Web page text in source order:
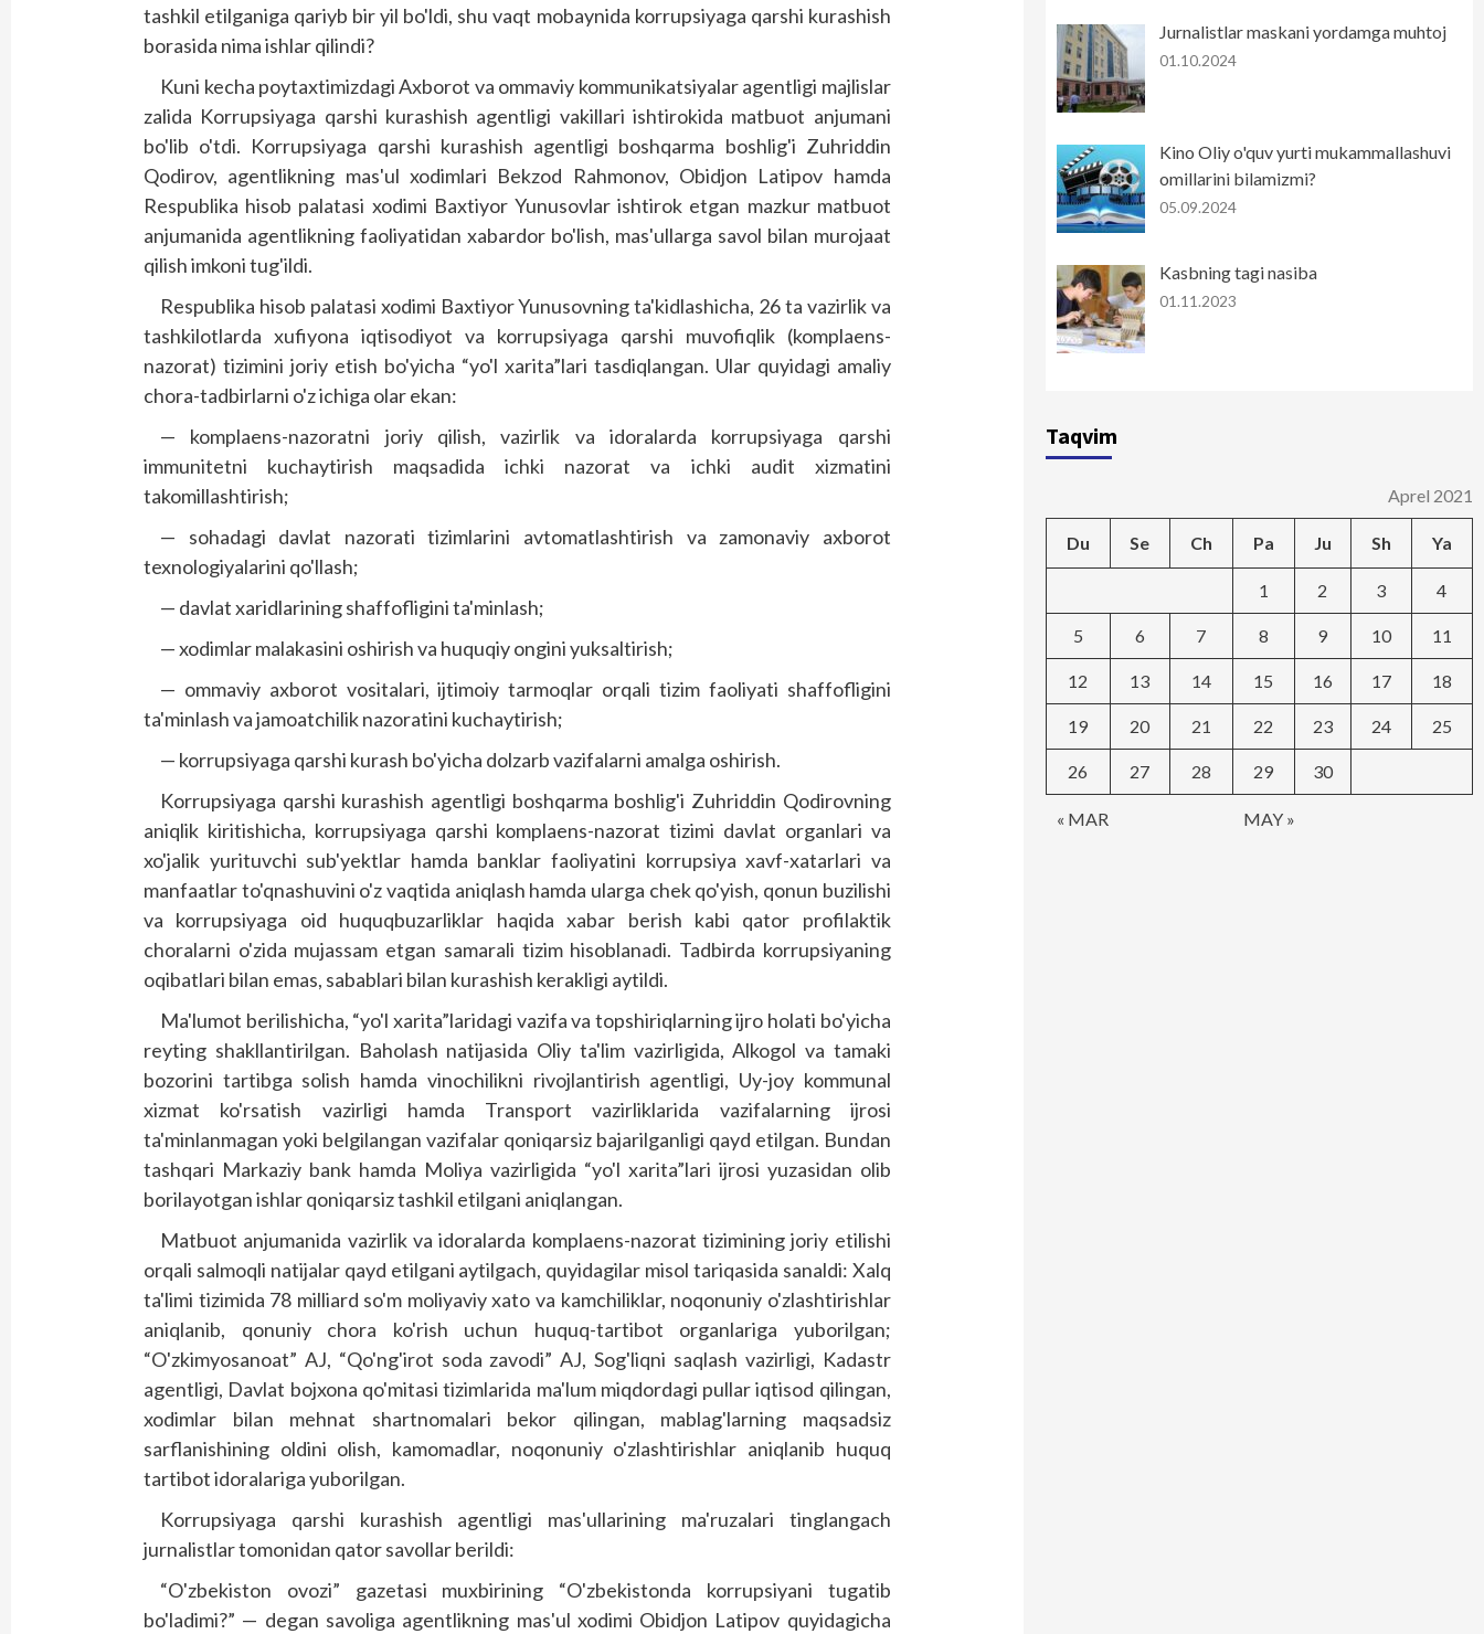
tashkil etilganiga qariyb bir yil bo'ldi, shu vaqt mobaynida korrupsiyaga qarshi kurashish
borasida nima ishlar qilindi?
Kuni kecha poytaxtimizdagi Axborot va ommaviy kommunikatsiyalar agentligi majlislar
zalida Korrupsiyaga qarshi kurashish agentligi vakillari ishtirokida matbuot anjumani
bo'lib o'tdi. Korrupsiyaga qarshi kurashish agentligi boshqarma bosh­lig'i Zuhriddin
Qodirov, agentlikning ma­­­s­'ul xodimlari Bekzod Rahmonov, Obidjon Latipov hamda
Respublika hisob palatasi xodimi Baxtiyor Yunusovlar ishtirok etgan mazkur matbuot
anjumanida agentlikning fao­liyatidan xabardor bo'lish, mas'ullarga savol bilan murojaat
qilish imkoni tug'ildi.
Respublika hisob palatasi xodimi Baxtiyor Yunusovning ta'kidlashicha, 26 ta vazirlik va
tashkilotlarda xufiyona iqtisodiyot va korrup­siyaga qarshi muvofiqlik (komplaens-
nazorat) tizimini joriy etish bo'yicha “yo'l xarita”lari tasdiqlangan. Ular quyidagi amaliy
chora-tadbirlarni o'z ichiga olar ekan:
— komplaens-nazoratni joriy qilish, vazirlik va idoralarda korrupsiyaga qarshi
immunitetni kuchaytirish maqsadida ichki nazorat va ichki audit xizmatini
takomillashtirish;
— sohadagi davlat nazorati tizimlarini avtomatlashtirish va zamonaviy axborot
texnologiyalarini qo'llash;
— davlat xaridlarining shaffofligini ta'minlash;
— xodimlar malakasini oshirish va huquqiy ongini yuksaltirish;
— ommaviy axborot vositalari, ijtimoiy tarmoqlar orqali tizim faoliyati shaffofligini
ta'minlash va jamoatchilik nazoratini kuchaytirish;
— korrupsiyaga qarshi kurash bo'yicha dolzarb vazifalarni amalga oshirish.
Korrupsiyaga qarshi kurashish agentligi bosh­qarma boshlig'i Zuhriddin Qodirovning
aniqlik kiritishicha, korrupsiyaga qarshi komplaens-nazorat tizimi davlat organlari va
xo'jalik yurituvchi sub'yektlar hamda banklar faoliyatini korrupsiya xavf-xatarlari va
manfaatlar to'qnashuvini o'z vaqtida aniqlash hamda ularga chek qo'yish, qonun buzilishi
va korrupsiyaga oid huquqbuzarliklar haqida xabar berish kabi qator profilaktik
choralarni o'zida mujassam etgan samarali tizim hisoblanadi. Tadbirda korrupsiyaning
oqibatlari bilan emas, sabablari bilan kurashish kerakligi aytildi.
Ma'lumot berilishicha, “yo'l xarita”laridagi vazifa va topshiriqlarning ijro holati bo'yicha
reyting shakllantirilgan. Baholash natijasida Oliy ta'lim vazirligida, Alkogol va tamaki
bozorini tartibga solish hamda vinochilikni rivojlantirish agentligi, Uy-joy kommunal
xizmat ko'rsatish vazirligi hamda Transport vazirliklarida vazifalarning ijrosi
ta'minlanmagan yoki belgilangan vazifalar qoniqarsiz bajarilganligi qayd etilgan. Bundan
tashqari Markaziy bank hamda Moliya vazirligida “yo'l xarita”lari ijrosi yuzasidan olib
borilayotgan ishlar qoniqarsiz tashkil etilgani aniqlangan.
Matbuot anjumanida vazirlik va idoralarda komplaens-nazorat tizimining joriy etilishi
orqali salmoqli natijalar qayd etilgani aytilgach, quyidagilar misol tariqasida sanaldi: Xalq
ta'limi tizimida 78 milliard so'm moliya­viy xato va kamchiliklar, noqonuniy o'zlashtirishlar
aniqlanib, qonuniy chora ko'rish uchun huquq-tartibot organlariga yuborilgan;
“O'zkimyo­sanoat” AJ, “Qo'ng'irot soda zavodi” AJ, Sog'liqni saqlash vazirligi, Kadastr
agentligi, Davlat bojxona qo'mitasi tizimlarida ma'lum miqdordagi pullar iqtisod qilingan,
xodimlar bilan mehnat shartnomalari bekor qilingan, mab­lag'larning maqsadsiz
sarflanishining oldini olish, kamomadlar, noqonuniy o'zlashtirish­lar aniqlanib huquq
tartibot idoralariga yuborilgan.
Korrupsiyaga qarshi kurashish agentligi mas'ullarining ma'ruzalari tinglangach
jurnalistlar tomonidan qator savollar berildi:
“O'zbekiston ovozi” gazetasi muxbirining “O'zbekistonda korrupsiyani tugatib
bo'ladimi?” — degan savoliga agentlikning mas'ul xodimi Obidjon Latipov quyidagicha
Jurnalistlar maskani yordamga muhtoj
01.10.2024
Kino Oliy o'quv yurti mukammallashuvi
omillarini bilamizmi?
05.09.2024
Kasbning tagi nasiba
01.11.2023
Taqvim
Aprel 2021
Du Se Ch Pa Ju Sh Ya
« MAR MAY »
1 2 3 4
5 6 7 8 9 10 11
12 13 14 15 16 17 18
19 20 21 22 23 24 25
26 27 28 29 30